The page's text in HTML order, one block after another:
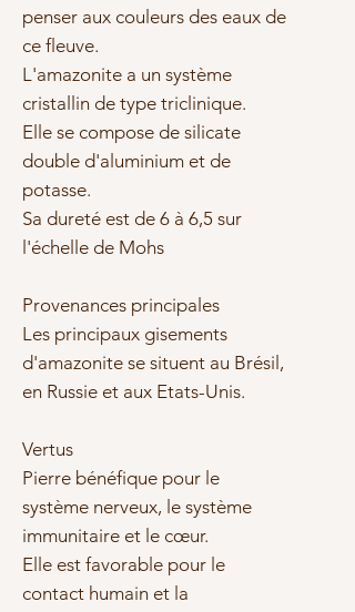
penser aux couleurs des eaux de
ce fleuve.
L'amazonite a un système
cristallin de type triclinique.
Elle se compose de silicate
double d'aluminium et de
potasse.
Sa dureté est de 6 à 6,5 sur
l'échelle de Mohs
Provenances principales
Les principaux gisements
d'amazonite se situent au Brésil,
en Russie et aux Etats-Unis.
Vertus
Pierre bénéfique pour le
système nerveux, le système
immunitaire et le cœur.
Elle est favorable pour le
contact humain et la